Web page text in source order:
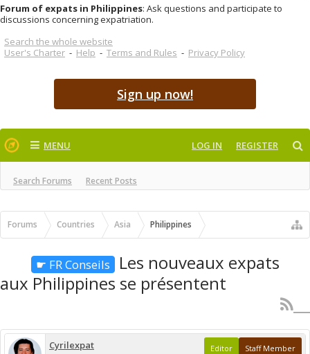
Forum of expats in Philippines: Ask questions and participate to
discussions concerning expatriation.
Search the whole website
User's Charter - Help - Terms and Rules - Privacy Policy
Sign up now!
MENU
Search Forums Recent Posts
LOG IN REGISTER
Forums Countries Asia Philippines
☛ FR Conseils
Les nouveaux expats
aux Philippines se présentent
Cyrilexpat Staff Member
Editor